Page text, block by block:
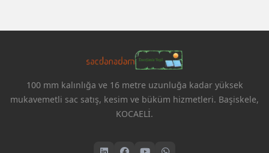
100 mm kalınlığa ve 16 metre uzunluğa kadar yüksek
mukavemetli sac satış, kesim ve büküm hizmetleri. Başiskele,
KOCAELİ.